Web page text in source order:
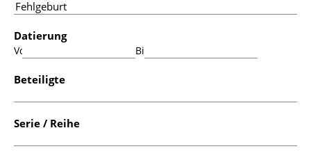
Datierung
Von: Bis:
Beteiligte
Serie / Reihe